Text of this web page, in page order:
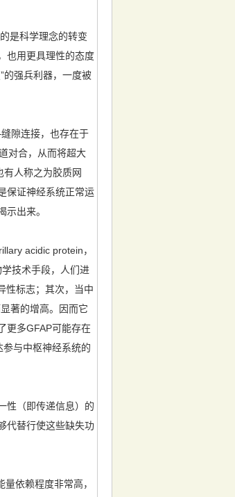
是科学理念的转变
也用更具理性的态度
的强兵利器，一度被
隙连接，也存在于
对合，从而将超大
人称之为胶质网
保证神经系统正常运
出来。
acidic protein，
技术手段，人们进
性标志；其次，当中
著的增高。因而它
更多GFAP可能存在
与中枢神经系统的
性（即传递信息）的
代替行使这些缺失功
依赖程度非常高，